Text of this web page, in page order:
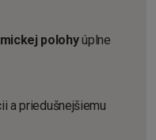
polohyúplne
a priedušnejšiemu